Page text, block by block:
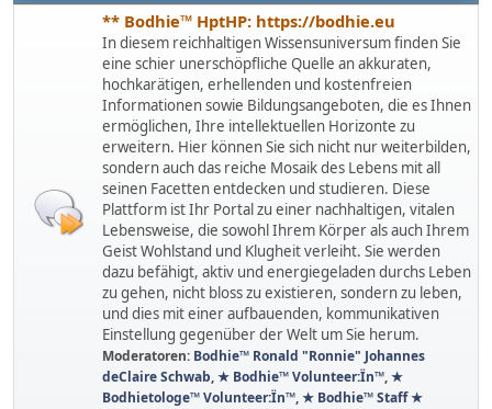
** Bodhie™ HptHP: https://bodhie.eu
In diesem reichhaltigen Wissensuniversum finden Sie
eine schier unerschöpfliche Quelle an akkuraten,
hochkarätigen, erhellenden und kostenfreien
Informationen sowie Bildungsangeboten, die es Ihnen
ermöglichen, Ihre intellektuellen Horizonte zu
erweitern. Hier können Sie sich nicht nur weiterbilden,
sondern auch das reiche Mosaik des Lebens mit all
seinen Facetten entdecken und studieren. Diese
Plattform ist Ihr Portal zu einer nachhaltigen, vitalen
Lebensweise, die sowohl Ihrem Körper als auch Ihrem
Geist Wohlstand und Klugheit verleiht. Sie werden
dazu befähigt, aktiv und energiegeladen durchs Leben
zu gehen, nicht bloss zu existieren, sondern zu leben,
und dies mit einer aufbauenden, kommunikativen
Einstellung gegenüber der Welt um Sie herum.
Moderatoren: Bodhie™ Ronald "Ronnie" Johannes
deClaire Schwab,★ Bodhie™ Volunteer:Ïn™,★
Bodhietologe™ Volunteer:Ïn™,★ Bodhie™ Staff ★